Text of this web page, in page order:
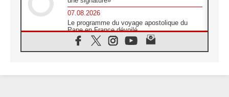
07.08.2026
Le programme du voyage apostolique du
Pape en France dévoilé
07.08.2026
1ère Conférence continentale sur l'éducation